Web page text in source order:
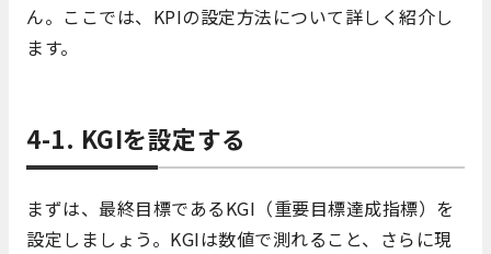
ん。ここでは、KPIの設定方法について詳しく紹介し
ます。
4-1. KGIを設定する
まずは、最終目標であるKGI（重要目標達成指標）を
設定しましょう。KGIは数値で測れること、さらに現